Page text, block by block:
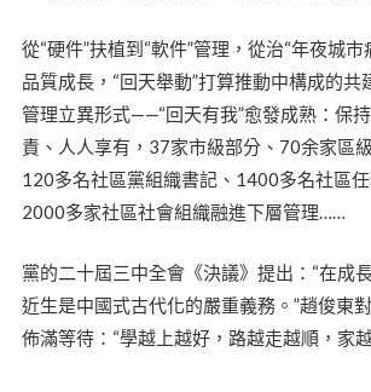
從“硬件”扶植到“軟件”管理，從治“年夜城
品質成長，“回天舉動”打算推動中構成的共
管理立異形式——“回天有我”愈發成熟：保
責、人人享有，37家市級部分、70余家區
120多名社區黨組織書記、1400多名社區任
2000多家社區社會組織融進下層管理……
黨的二十屆三中全會《決議》提出：“在成
近生是中國式古代化的嚴重義務。”趙俊東
佈滿等待：“學越上越好，路越走越順，家